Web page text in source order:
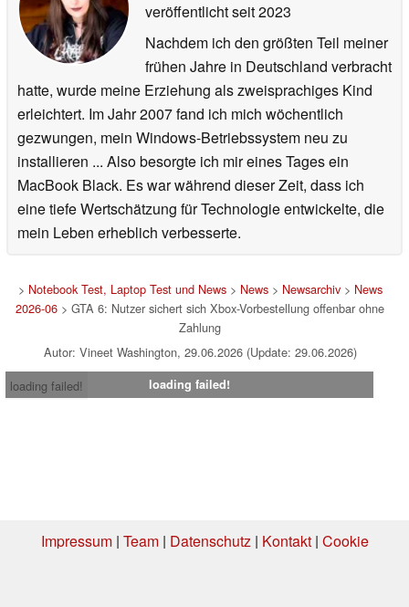
veröffentlichtseit 2023
Nachdem ich den größten Teil meiner
frühen Jahre in Deutschland verbracht
hatte, wurde meine Erziehung als zweisprachiges Kind
erleichtert. Im Jahr 2007 fand ich mich wöchentlich
gezwungen, mein Windows-Betriebssystem neu zu
installieren ... Also besorgte ich mir eines Tages ein
MacBook Black. Es war während dieser Zeit, dass ich
eine tiefe Wertschätzung für Technologie entwickelte, die
mein Leben erheblich verbesserte.
> Notebook Test, Laptop Test und News> News> Newsarchiv> News
2026-06 > GTA 6: Nutzer sichert sich Xbox-Vorbestellung offenbar ohne
Zahlung
Autor: Vineet Washington, 29.06.2026 (Update: 29.06.2026)
loading failed!
loading failed!
Impressum| Team| Datenschutz| Kontakt| Cookie